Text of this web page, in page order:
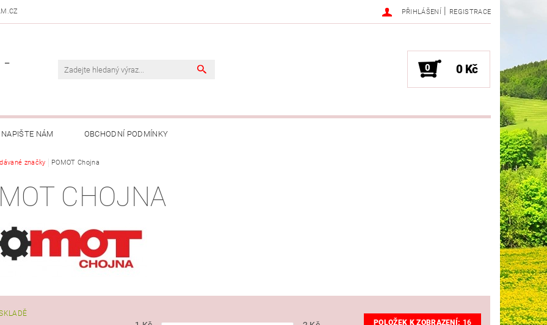
PŘIHLÁŠENÍ | REGISTRACE
0 0 Kč
NAPIŠTE NÁM OBCHODNÍ PODMÍNKY
značky POMOT Chojna
CHOJNA
POLOŽEK K ZOBRAZENÍ: 16